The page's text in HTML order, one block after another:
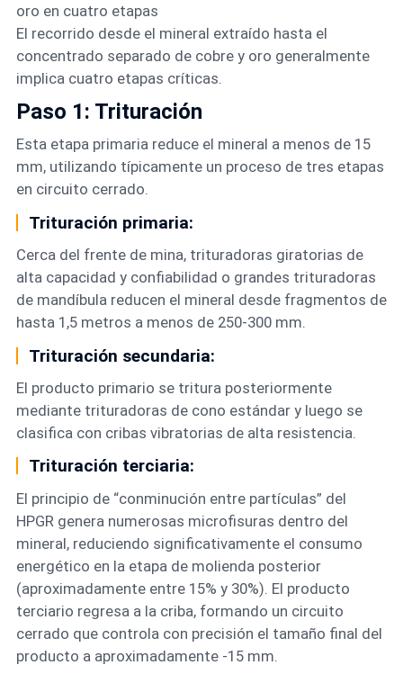
oro en cuatro etapas
El recorrido desde el mineral extraído hasta el
concentrado separado de cobre y oro generalmente
implica cuatro etapas críticas.
Paso 1: Trituración
Esta etapa primaria reduce el mineral a menos de 15
mm, utilizando típicamente un proceso de tres etapas
en circuito cerrado.
Trituración primaria:
Cerca del frente de mina, trituradoras giratorias de
alta capacidad y confiabilidad o grandes trituradoras
de mandíbula reducen el mineral desde fragmentos de
hasta 1,5 metros a menos de 250-300 mm.
Trituración secundaria:
El producto primario se tritura posteriormente
mediante trituradoras de cono estándar y luego se
clasifica con cribas vibratorias de alta resistencia.
Trituración terciaria:
El principio de “conminución entre partículas” del
HPGR genera numerosas microfisuras dentro del
mineral, reduciendo significativamente el consumo
energético en la etapa de molienda posterior
(aproximadamente entre 15% y 30%). El producto
terciario regresa a la criba, formando un circuito
cerrado que controla con precisión el tamaño final del
producto a aproximadamente -15 mm.